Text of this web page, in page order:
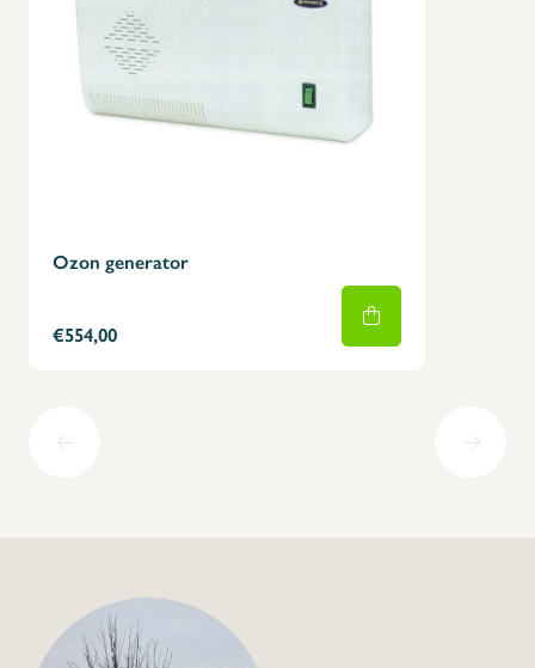
Ozon generator
€554,00